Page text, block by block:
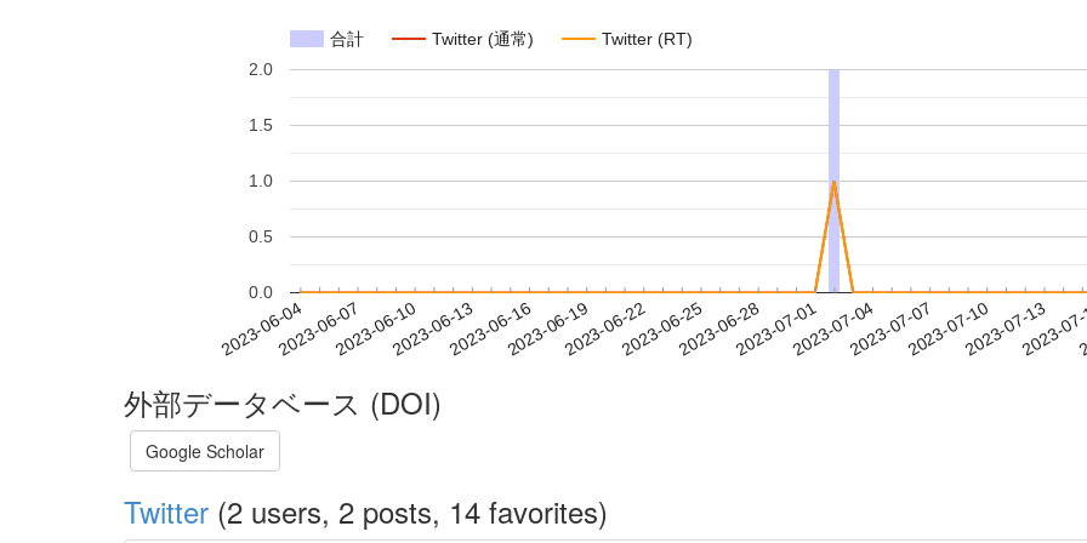
合計 Twitter (通常) Twitter (RT)
2023-06-042023-06-072023-06-102023-06-132023-06-162023-06-192023-06-222023-06-252023-06-282023-07-012023-07-042023-07-072023-07-102023-07-13
2023-
0.0
0.5
1.0
1.5
2.0
外部データベース (DOI)
Google Scholar
Twitter (2 users, 2 posts, 14 favorites)